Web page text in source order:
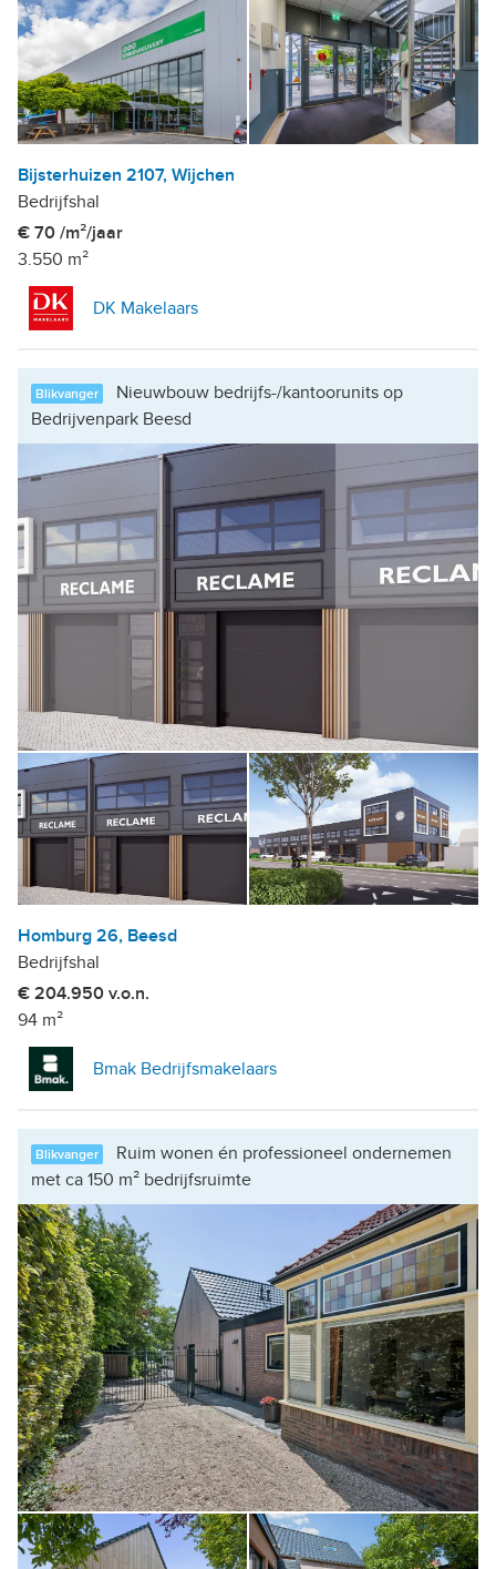
Bijsterhuizen 2107, Wijchen
Bedrijfshal
€ 70 /m²/jaar
3.550 m²
DK Makelaars
Blikvanger
Nieuwbouw bedrijfs-/kantoorunits op
Bedrijvenpark Beesd
Homburg 26, Beesd
Bedrijfshal
€ 204.950 v.o.n.
94 m²
Bmak Bedrijfsmakelaars
Blikvanger
Ruim wonen én professioneel ondernemen
met ca 150 m² bedrijfsruimte